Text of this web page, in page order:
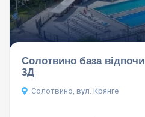
Солотвино база
3Д
Солотвино, вул. Крянге